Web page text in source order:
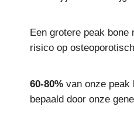
Een grotere peak bone
risico op
60-80% van onze peak
bepaald door onze